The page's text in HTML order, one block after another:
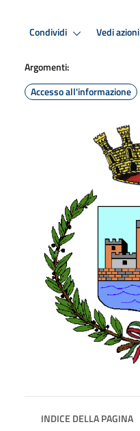
Condividi Vedi azioni
Argomenti:
Accesso all'informazione
INDICE DELLA PAGINA